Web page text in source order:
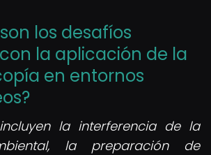
los desafíos
la aplicación de la
en entornos
la interferencia de la
la preparación de